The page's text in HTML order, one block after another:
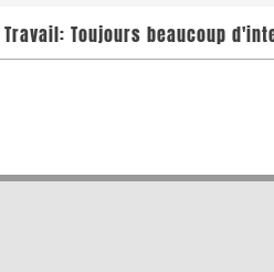
Toujours beaucoup